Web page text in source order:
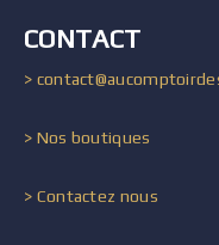
CONTACT
>
> Nos boutiques
> Contactez nous